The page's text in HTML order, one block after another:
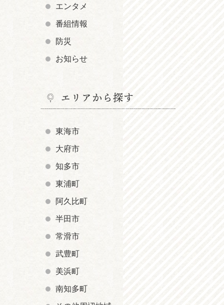
エンタメ
番組情報
防災
お知らせ
エリアから探す
東海市
大府市
知多市
東浦町
阿久比町
半田市
常滑市
武豊町
美浜町
南知多町